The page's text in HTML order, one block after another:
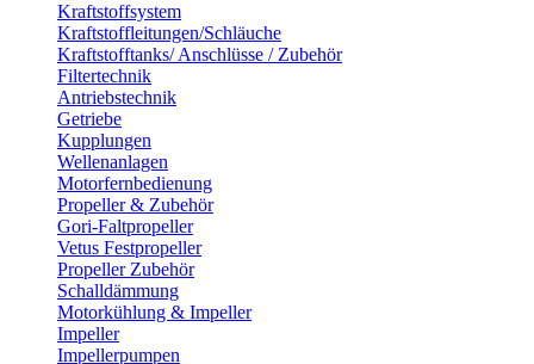
Kraftstoffsystem
Kraftstoffleitungen/Schläuche
Kraftstofftanks/ Anschlüsse / Zubehör
Filtertechnik
Antriebstechnik
Getriebe
Kupplungen
Wellenanlagen
Motorfernbedienung
Propeller & Zubehör
Gori-Faltpropeller
Vetus Festpropeller
Propeller Zubehör
Schalldämmung
Motorkühlung & Impeller
Impeller
Impellerpumpen